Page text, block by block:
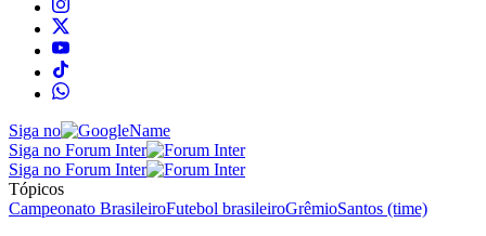
Siga no
Siga no Forum Inter
Siga no Forum Inter
Tópicos
Campeonato BrasileiroFutebol brasileiroGrêmioSantos (time)